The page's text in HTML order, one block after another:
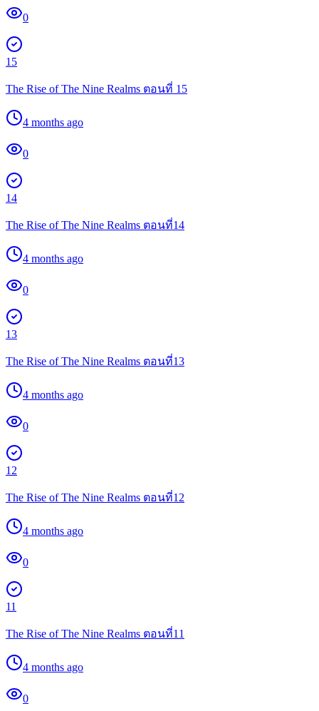
0
15
The Rise of The Nine Realms ตอนที่ 15
4 months ago
0
14
The Rise of The Nine Realms ตอนที่14
4 months ago
0
13
The Rise of The Nine Realms ตอนที่13
4 months ago
0
12
The Rise of The Nine Realms ตอนที่12
4 months ago
0
11
The Rise of The Nine Realms ตอนที่11
4 months ago
0